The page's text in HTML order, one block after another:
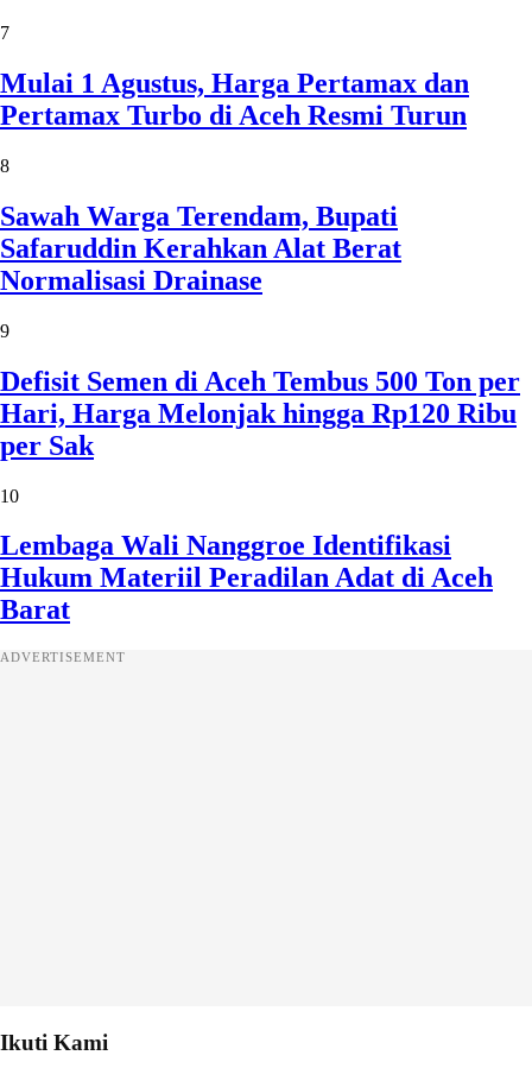
7
Mulai 1 Agustus, Harga Pertamax dan
Pertamax Turbo di Aceh Resmi Turun
8
Sawah Warga Terendam, Bupati
Safaruddin Kerahkan Alat Berat
Normalisasi Drainase
9
Defisit Semen di Aceh Tembus 500 Ton per
Hari, Harga Melonjak hingga Rp120 Ribu
per Sak
10
Lembaga Wali Nanggroe Identifikasi
Hukum Materiil Peradilan Adat di Aceh
Barat
ADVERTISEMENT
Ikuti Kami